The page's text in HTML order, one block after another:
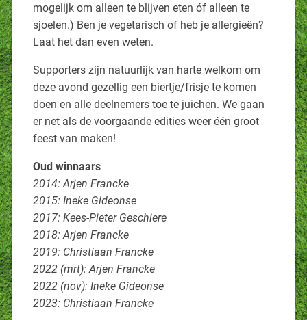
mogelijk om alleen te blijven eten óf alleen te
sjoelen.) Ben je vegetarisch of heb je allergieën?
Laat het dan even weten.
Supporters zijn natuurlijk van harte welkom om
deze avond gezellig een biertje/frisje te komen
doen en alle deelnemers toe te juichen. We gaan
er net als de voorgaande edities weer één groot
feest van maken!
Oud winnaars
2014: Arjen Francke
2015: Ineke Gideonse
2017: Kees-Pieter Geschiere
2018: Arjen Francke
2019: Christiaan Francke
2022 (mrt): Arjen Francke
2022 (nov): Ineke Gideonse
2023: Christiaan Francke